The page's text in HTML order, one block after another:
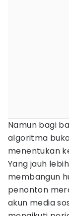
Namun bagi
algoritma
menentukan
Yang jauh
membangun
penonton
akun media